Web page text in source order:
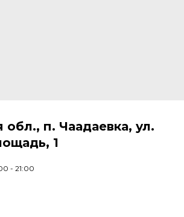
обл., п. Чаадаевка, ул.
1
- 21:00